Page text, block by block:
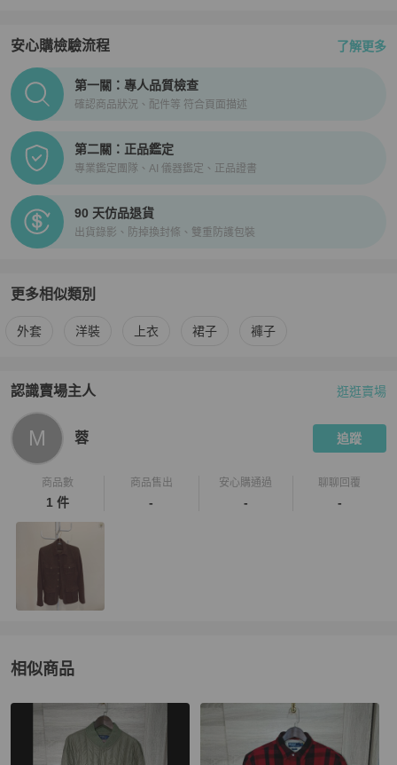
安心購檢驗流程 了解更多
PopChill拍拍圈正品驗證、安心購檢驗流程介紹
第一關：專人品質檢查
確認商品狀況、配件等 符合頁面描述
第二關：正品鑑定
專業鑑定團隊、AI 儀器鑑定、正品證書
90 天仿品退貨
出貨錄影、防掉換封條、雙重防護包裝
更多相似類別
更多 Polo Ralph Lauren 女裝 相似商品推薦
外套 洋裝 上衣 裙子 褲子
認識賣場主人
PopChill 拍拍圈嚴選賣家
逛逛賣場
M 蓉 追蹤
商品數
1 件
商品售出
-
安心購通過
-
聊聊回覆
-
相似商品
更多相似Polo Ralph Lauren女裝推薦精品